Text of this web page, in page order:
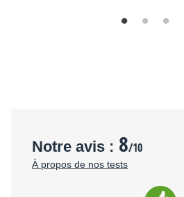
Notre avis : 8/10
À propos de nos tests